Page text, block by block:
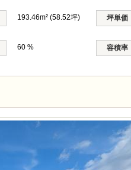
193.46m² (58.52坪) 坪単価
60 % 容積率